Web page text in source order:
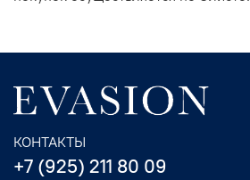
КОНТАКТЫ
+7 (925) 211 80 09